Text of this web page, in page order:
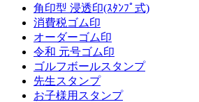
角印型 浸透印(ｽﾀﾝﾌﾟ式)
消費税ゴム印
オーダーゴム印
令和 元号ゴム印
ゴルフボールスタンプ
先生スタンプ
お子様用スタンプ